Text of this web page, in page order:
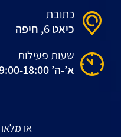
כתובת
כיאט 6, חיפה
שעות פעילות
א’-ה’ 09:00-18:00
או